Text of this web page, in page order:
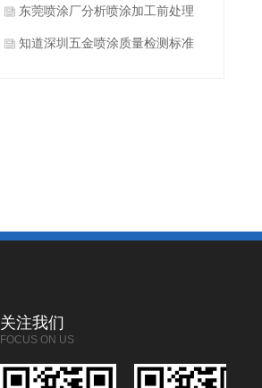
什么？
东莞喷涂厂分析喷涂加工前处理
方式有哪些？
知道深圳五金喷涂质量检测标准
关注我们
FOCUS ON US